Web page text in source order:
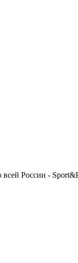
всей России -